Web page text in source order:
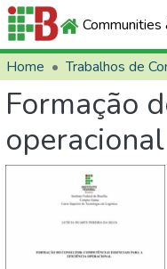
Home
Formação
operacional